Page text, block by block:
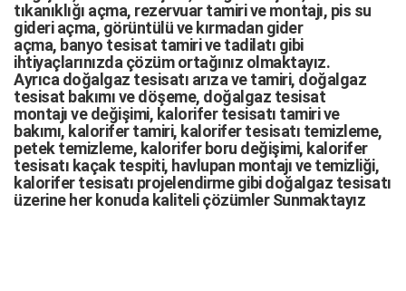
tıkanıklığı açma, rezervuar tamirive montajı, pis su
gideri açma, görüntülü ve kırmadan gider
açma, banyo tesisat tamirivetadilatı gibi
ihtiyaçlarınızda çözüm ortağınız olmaktayız.
Ayrıca doğalgaz tesisatı arızave tamiri, doğalgaz
tesisat bakımıve döşeme, doğalgaz tesisat
montajıve değişimi, kalorifer tesisatı tamiri ve
bakımı, kalorifer tamiri, kalorifer tesisatı temizleme,
petek temizleme, kalorifer boru değişimi, kalorifer
tesisatı kaçak tespiti, havlupan montajı ve temizliği,
kalorifer tesisatı projelendirme gibi d oğalgaz tesisatı
üzerine her konuda kaliteli çözümler Sunmaktayız